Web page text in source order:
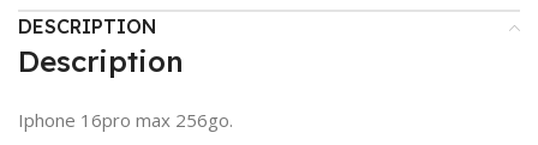
DESCRIPTION
Description
Iphone 16pro max 256go.